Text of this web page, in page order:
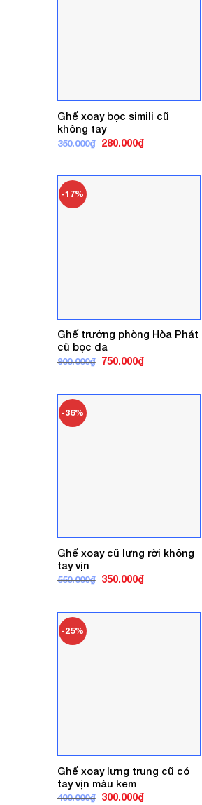
Ghế xoay bọc simili cũ
không tay
350.000₫ Giá
280.000₫Giá
hiện
-17%
Ghế trưởng phòng Hòa Phát
cũ bọc da
900.000₫ Giá
750.000₫Giá
hiện
-36%
Ghế xoay cũ lưng rời không
tay vịn
550.000₫ Giá
350.000₫Giá
hiện
-25%
Ghế xoay lưng trung cũ có
tay vịn màu kem
400.000₫ Giá
300.000₫Giá